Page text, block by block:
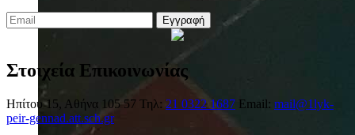
Εγγραφή
Στοιχεία Επικοινωνίας
Ηπίτου 15, Αθήνα 105 57 Τηλ: 21 0322 1687 Email: mail@1lyk-
peir-gennad.att.sch.gr